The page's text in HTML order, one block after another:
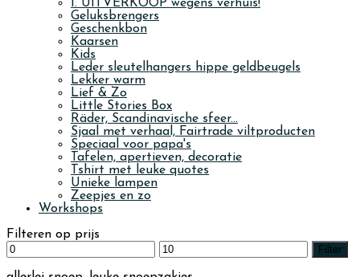
1. UITVERKOOP wegens verhuis!
Geluksbrengers
Geschenkbon
Kaarsen
Kids
Leder sleutelhangers hippe geldbeugels
Lekker warm
Lief & Zo
Little Stories Box
Räder, Scandinavische sfeer...
Sjaal met verhaal, Fairtrade viltproducten
Speciaal voor papa's
Tafelen, apertieven, decoratie
Tshirt met leuke quotes
Unieke lampen
Zeepjes en zo
Workshops
Filteren op prijs
Min.
prijs
Max.
prijs
Filter